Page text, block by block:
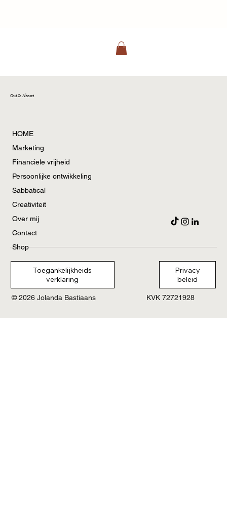
Out & About
HOME
Marketing
Financiele vrijheid
Persoonlijke ontwikkeling
Sabbatical
Creativiteit
Over mij
Contact
Shop
© 2026 Jolanda Bastiaans KVK 72721928
Toegankelijkheids
verklaring
Privacy
beleid